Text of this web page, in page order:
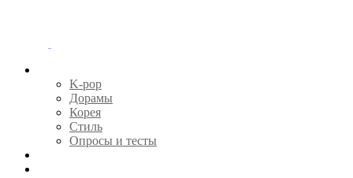
K-pop
Дорамы
Корея
Стиль
Опросы и тесты